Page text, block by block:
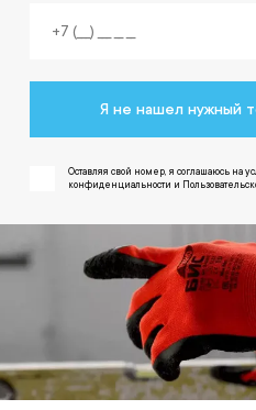
Я не нашел нужный
Оставляя свой номер, я соглашаюсь на
конфиденциальности и